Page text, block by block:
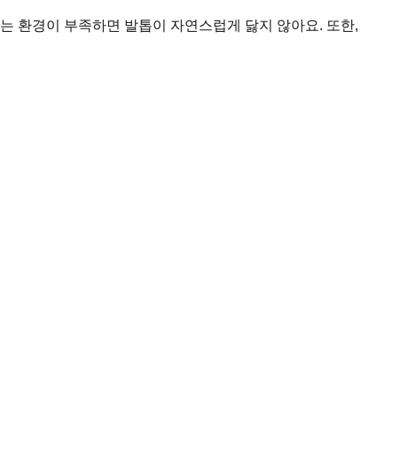
환경이 부족하면 발톱이 자연스럽게 닳지 않아요. 또한,